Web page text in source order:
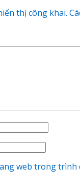
thị công khai.
web trong